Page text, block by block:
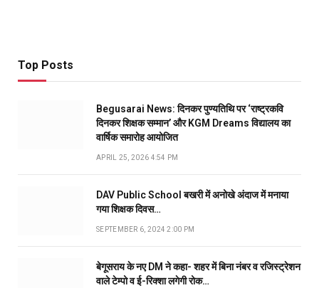
Top Posts
Begusarai News: दिनकर पुण्यतिथि पर ‘राष्ट्रकवि
दिनकर शिक्षक सम्मान’ और KGM Dreams विद्यालय का
वार्षिक समारोह आयोजित
APRIL 25, 2026 4:54 PM
DAV Public School बखरी में अनोखे अंदाज में मनाया
गया शिक्षक दिवस…
SEPTEMBER 6, 2024 2:00 PM
बेगूसराय के नए DM ने कहा- शहर में बिना नंबर व रजिस्ट्रेशन
वाले टेम्पो व ई-रिक्शा लगेगी रोक…